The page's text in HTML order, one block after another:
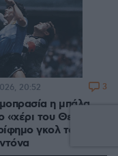
η μπάλα
«χέρι του Θεού»,
γκολ του
20:52 3